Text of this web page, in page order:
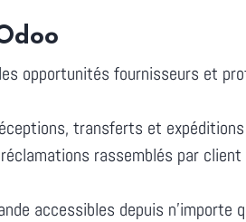
opportunités fournisseurs et
transferts et
rassemblés par
accessibles depuis n'importe